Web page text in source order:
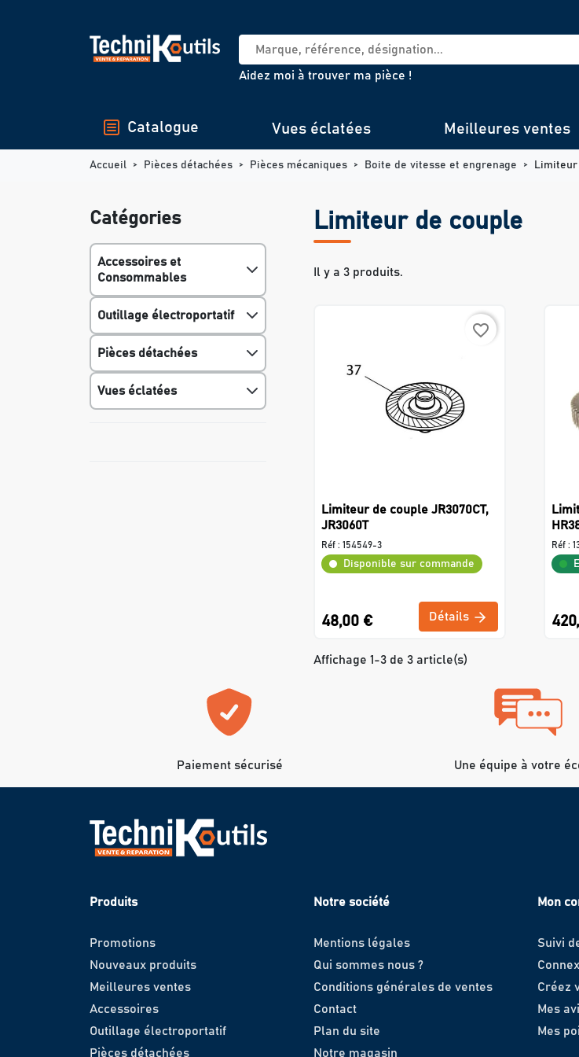
Aidez moi à trouver ma pièce !
Catalogue Vues éclatées Meilleures ventes
Accueil Pièces détachées Pièces mécaniques Boite de vitesse et engrenage Limiteur
Catégories
Accessoires et
Consommables
Outillage électroportatif
Pièces détachées
Vues éclatées
Limiteur de couple
Il y a 3 produits.
favorite_border
Limiteur de couple JR3070CT,
JR3060T
Réf : 154549-3
Disponible sur commande
48,00 € Détails
Réf :
Affichage 1-3 de 3 article(s)
Paiement sécurisé Une équipe à votre
Produits
Promotions
Nouveaux produits
Meilleures ventes
Accessoires
Outillage électroportatif
Pièces détachées
Notre société
Mentions légales
Qui sommes nous ?
Conditions générales de ventes
Contact
Plan du site
Notre magasin
Mon
Suivi
Créez
Mes
Mes